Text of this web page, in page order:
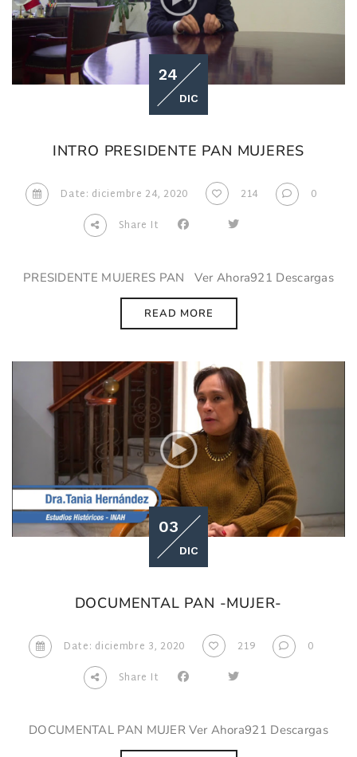
24
DIC
INTRO PRESIDENTE PAN MUJERES
Date: diciembre 24, 2020 214
0
Share It
PRESIDENTE MUJERES PAN Ver Ahora921 Descargas
READ MORE
03
DIC
DOCUMENTAL PAN -MUJER-
Date: diciembre 3, 2020 219
0
Share It
DOCUMENTAL PAN MUJER Ver Ahora921 Descargas